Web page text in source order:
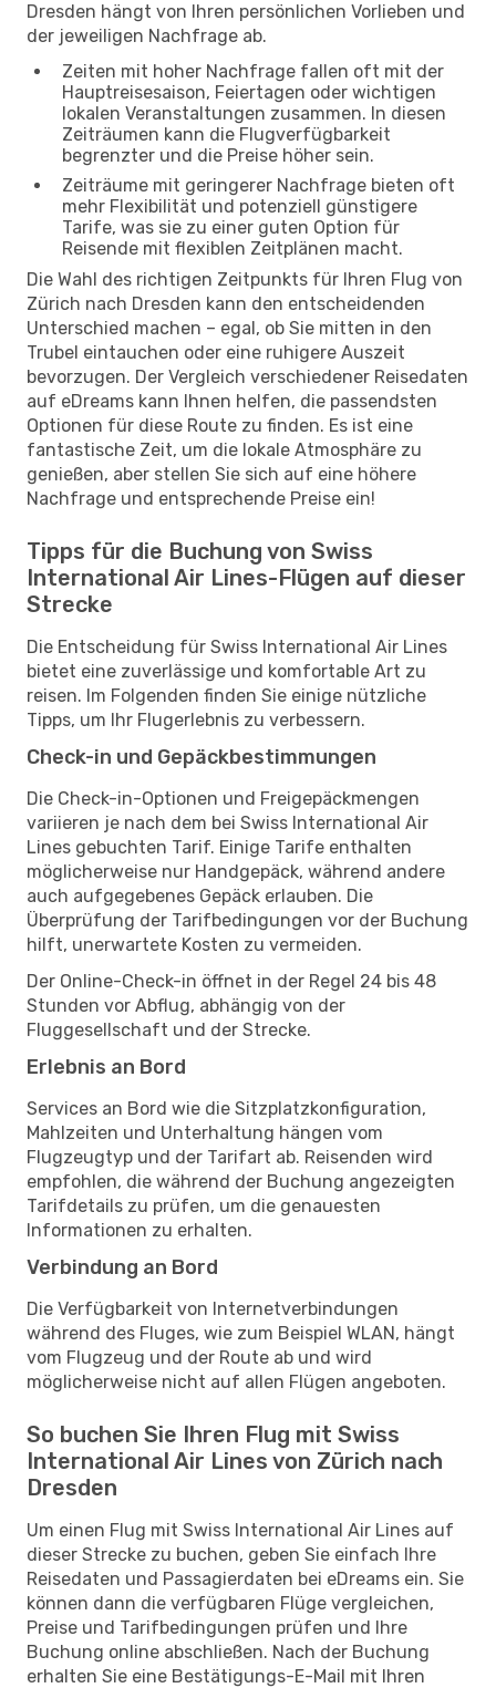
Dresden hängt von Ihren persönlichen Vorlieben und
der jeweiligen Nachfrage ab.
Zeiten mit hoher Nachfrage fallen oft mit der
Hauptreisesaison, Feiertagen oder wichtigen
lokalen Veranstaltungen zusammen. In diesen
Zeiträumen kann die Flugverfügbarkeit
begrenzter und die Preise höher sein.
Zeiträume mit geringerer Nachfrage bieten oft
mehr Flexibilität und potenziell günstigere
Tarife, was sie zu einer guten Option für
Reisende mit flexiblen Zeitplänen macht.
Die Wahl des richtigen Zeitpunkts für Ihren Flug von
Zürich nach Dresden kann den entscheidenden
Unterschied machen – egal, ob Sie mitten in den
Trubel eintauchen oder eine ruhigere Auszeit
bevorzugen. Der Vergleich verschiedener Reisedaten
auf eDreams kann Ihnen helfen, die passendsten
Optionen für diese Route zu finden. Es ist eine
fantastische Zeit, um die lokale Atmosphäre zu
genießen, aber stellen Sie sich auf eine höhere
Nachfrage und entsprechende Preise ein!
Tipps für die Buchung von Swiss
International Air Lines-Flügen auf dieser
Strecke
Die Entscheidung für Swiss International Air Lines
bietet eine zuverlässige und komfortable Art zu
reisen. Im Folgenden finden Sie einige nützliche
Tipps, um Ihr Flugerlebnis zu verbessern.
Check-in und Gepäckbestimmungen
Die Check-in-Optionen und Freigepäckmengen
variieren je nach dem bei Swiss International Air
Lines gebuchten Tarif. Einige Tarife enthalten
möglicherweise nur Handgepäck, während andere
auch aufgegebenes Gepäck erlauben. Die
Überprüfung der Tarifbedingungen vor der Buchung
hilft, unerwartete Kosten zu vermeiden.
Der Online-Check-in öffnet in der Regel 24 bis 48
Stunden vor Abflug, abhängig von der
Fluggesellschaft und der Strecke.
Erlebnis an Bord
Services an Bord wie die Sitzplatzkonfiguration,
Mahlzeiten und Unterhaltung hängen vom
Flugzeugtyp und der Tarifart ab. Reisenden wird
empfohlen, die während der Buchung angezeigten
Tarifdetails zu prüfen, um die genauesten
Informationen zu erhalten.
Verbindung an Bord
Die Verfügbarkeit von Internetverbindungen
während des Fluges, wie zum Beispiel WLAN, hängt
vom Flugzeug und der Route ab und wird
möglicherweise nicht auf allen Flügen angeboten.
So buchen Sie Ihren Flug mit Swiss
International Air Lines von Zürich nach
Dresden
Um einen Flug mit Swiss International Air Lines auf
dieser Strecke zu buchen, geben Sie einfach Ihre
Reisedaten und Passagierdaten bei eDreams ein. Sie
können dann die verfügbaren Flüge vergleichen,
Preise und Tarifbedingungen prüfen und Ihre
Buchung online abschließen. Nach der Buchung
erhalten Sie eine Bestätigungs-E-Mail mit Ihren